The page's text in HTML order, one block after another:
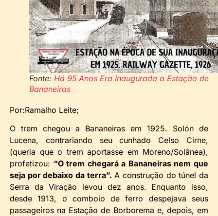
Fonte: Há 95 Anos Era Inaugurada a Estação de
Bananeiras
Por:Ramalho Leite;
O trem chegou a Bananeiras em 1925. Solón de
Lucena, contrariando seu cunhado Celso Cirne,
(queria que o trem aportasse em Moreno/Solânea),
profetizou: “O trem chegará a Bananeiras nem que
seja por debaixo da terra”. A construção do túnel da
Serra da Viração levou dez anos. Enquanto isso,
desde 1913, o comboio de ferro despejava seus
passageiros na Estação de Borborema e, depois, em